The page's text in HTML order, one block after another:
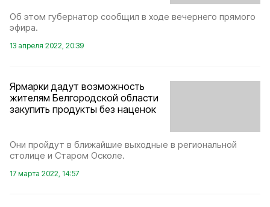
Об этом губернатор сообщил в ходе вечернего прямого
эфира.
13 апреля 2022, 20:39
Ярмарки дадут возможность
жителям Белгородской области
закупить продукты без наценок
Они пройдут в ближайшие выходные в региональной
столице и Старом Осколе.
17 марта 2022, 14:57